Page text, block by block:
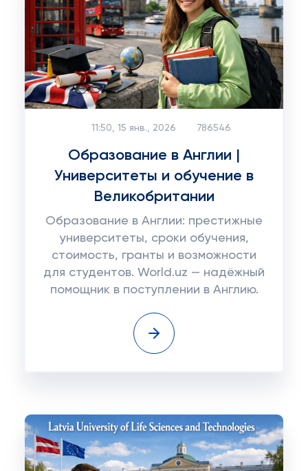
11:50, 15 янв., 2026 786546
Образование в Англии |
Университеты и обучение в
Великобритании
Образование в Англии: престижные
университеты, сроки обучения,
стоимость, гранты и возможности
для студентов. World.uz — надёжный
помощник в поступлении в Англию.